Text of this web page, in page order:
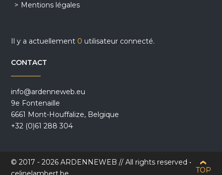
Mentions légales
Il y a actuellement 0 utilisateur connecté.
CONTACT
info@ardenneweb.eu
9e Fontenaille
6661 Mont-Houffalize, Belgique
+32 (0)61 288 304
© 2017 - 2026 ARDENNEWEB // All rights reserved •
TOP